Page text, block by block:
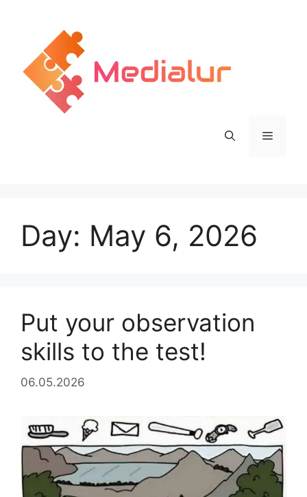
Menu
Day: May 6, 2026
Put your observation
skills to the test!
06.05.2026